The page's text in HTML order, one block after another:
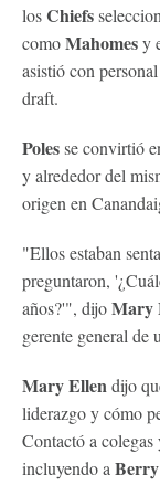
losChiefs
comoMahomesy
asistió con
draft.
Polesse convirtió
y alrededor del
origen en
"Ellos estaban
preguntaron,
años?'", dijoMary
gerente general de
Mary Ellen dijo
liderazgo y cómo
Contactó a colegas
incluyendo a Berry